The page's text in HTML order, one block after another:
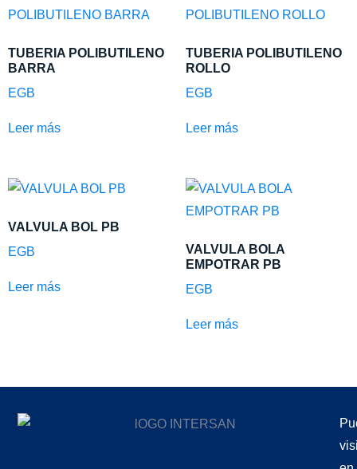
TUBERIA POLIBUTILENO
BARRA
EGB
Leer más
TUBERIA POLIBUTILENO
ROLLO
EGB
Leer más
VALVULA BOL PB
EGB
Leer más
VALVULA BOLA
EMPOTRAR PB
EGB
Leer más